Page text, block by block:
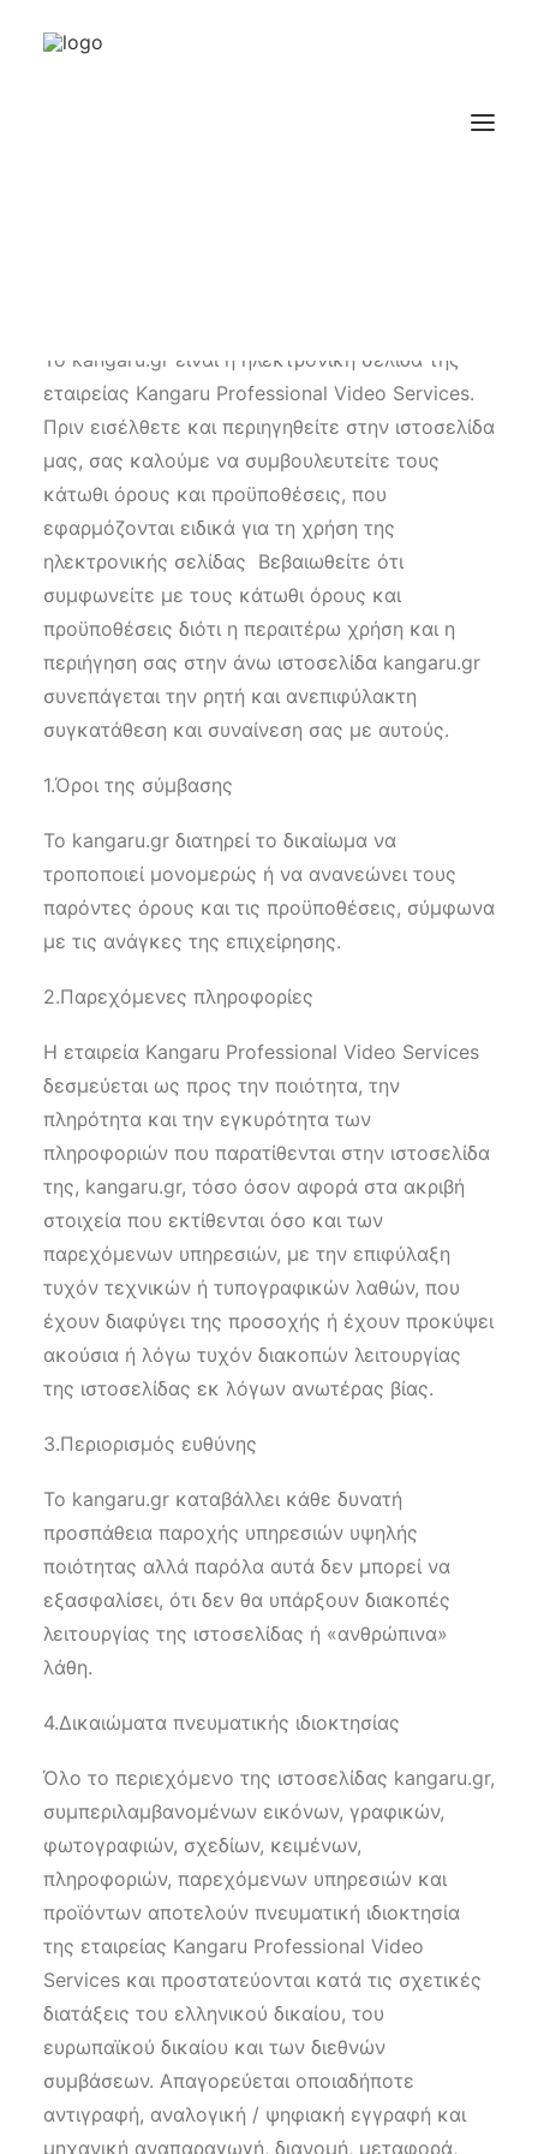
Το kangaru.gr είναι η ηλεκτρονική σελίδα της
εταιρείας Kangaru Professional Video Services.
Πριν εισέλθετε και περιηγηθείτε στην ιστοσελίδα
μας, σας καλούμε να συμβουλευτείτε τους
κάτωθι όρους και προϋποθέσεις, που
εφαρμόζονται ειδικά για τη χρήση της
ηλεκτρονικής σελίδας Βεβαιωθείτε ότι
συμφωνείτε με τους κάτωθι όρους και
προϋποθέσεις διότι η περαιτέρω χρήση και η
περιήγηση σας στην άνω ιστοσελίδα kangaru.gr
συνεπάγεται την ρητή και ανεπιφύλακτη
συγκατάθεση και συναίνεση σας με αυτούς.
1.Όροι της σύμβασης
Το kangaru.gr διατηρεί το δικαίωμα να
τροποποιεί μονομερώς ή να ανανεώνει τους
παρόντες όρους και τις προϋποθέσεις, σύμφωνα
με τις ανάγκες της επιχείρησης.
2.Παρεχόμενες πληροφορίες
Η εταιρεία Kangaru Professional Video Services
δεσμεύεται ως προς την ποιότητα, την
πληρότητα και την εγκυρότητα των
πληροφοριών που παρατίθενται στην ιστοσελίδα
της, kangaru.gr, τόσο όσον αφορά στα ακριβή
στοιχεία που εκτίθενται όσο και των
παρεχόμενων υπηρεσιών, με την επιφύλαξη
τυχόν τεχνικών ή τυπογραφικών λαθών, που
έχουν διαφύγει της προσοχής ή έχουν προκύψει
ακούσια ή λόγω τυχόν διακοπών λειτουργίας
της ιστοσελίδας εκ λόγων ανωτέρας βίας.
3.Περιορισμός ευθύνης
Το kangaru.gr καταβάλλει κάθε δυνατή
προσπάθεια παροχής υπηρεσιών υψηλής
ποιότητας αλλά παρόλα αυτά δεν μπορεί να
εξασφαλίσει, ότι δεν θα υπάρξουν διακοπές
λειτουργίας της ιστοσελίδας ή «ανθρώπινα»
λάθη.
4.Δικαιώματα πνευματικής ιδιοκτησίας
Όλο το περιεχόμενο της ιστοσελίδας kangaru.gr,
συμπεριλαμβανομένων εικόνων, γραφικών,
φωτογραφιών, σχεδίων, κειμένων,
πληροφοριών, παρεχόμενων υπηρεσιών και
προϊόντων αποτελούν πνευματική ιδιοκτησία
της εταιρείας Kangaru Professional Video
Services και προστατεύονται κατά τις σχετικές
διατάξεις του ελληνικού δικαίου, του
ευρωπαϊκού δικαίου και των διεθνών
συμβάσεων. Απαγορεύεται οποιαδήποτε
αντιγραφή, αναλογική / ψηφιακή εγγραφή και
μηχανική αναπαραγωγή, διανομή, μεταφορά,